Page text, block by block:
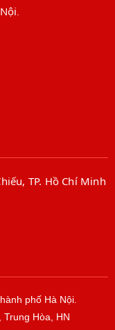
TP. Hồ Chí Minh
phố Hà Nội.
Trung Hòa, HN